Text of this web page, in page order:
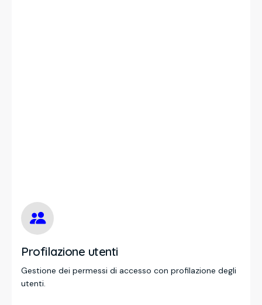
Profilazione utenti
Gestione dei permessi di accesso con profilazione degli
utenti.